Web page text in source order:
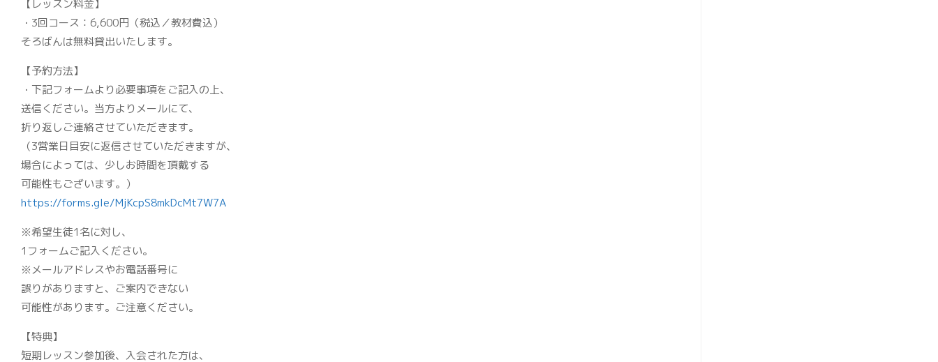
【レッスン料金】
・3回コース：6,600円（税込／教材費込）
そろばんは無料貸出いたします。
【予約方法】
・下記フォームより必要事項をご記入の上、
送信ください。当方よりメールにて、
折り返しご連絡させていただきます。
（3営業日目安に返信させていただきますが、
場合によっては、少しお時間を頂戴する
可能性もございます。）
https://forms.gle/MjKcpS8mkDcMt7W7A
※希望生徒1名に対し、
1フォームご記入ください。
※メールアドレスやお電話番号に
誤りがありますと、ご案内できない
可能性があります。ご注意ください。
【特典】
短期レッスン参加後、入会された方は、